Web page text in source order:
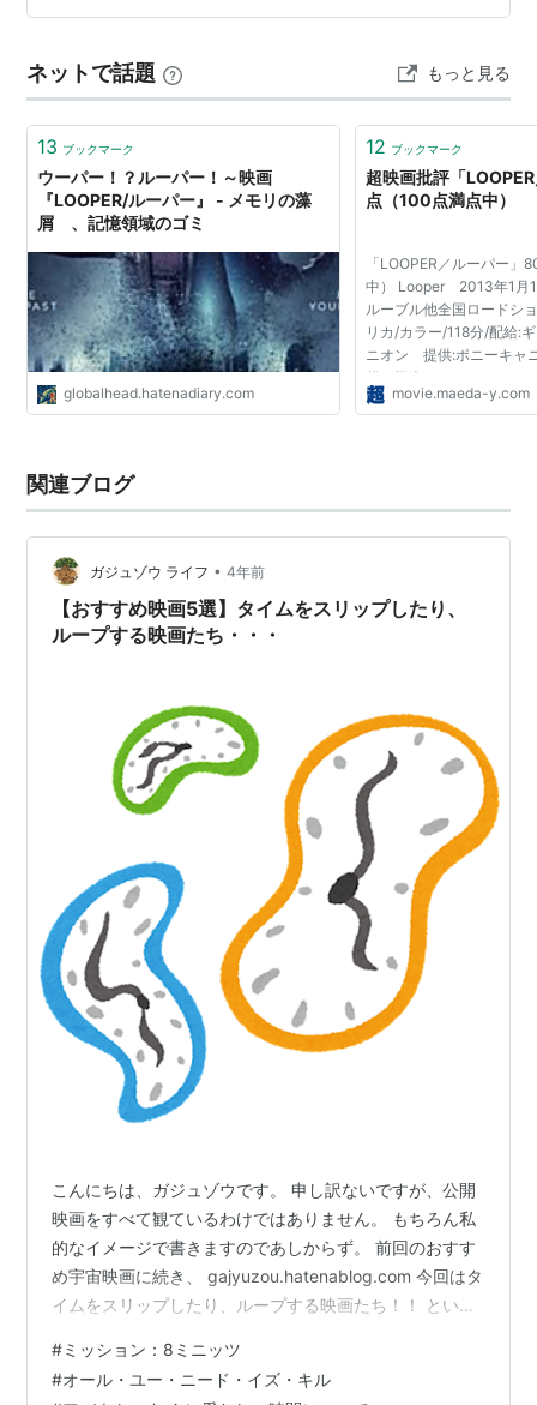
日のサマーは殿堂入りです） では、いってみましょ
ネットで話題 もっと見る
13 ブックマーク
ウーパー！？ルーパー！～映画
『LOOPER/ルーパー』 - メモリの藻
屑 、記憶領域のゴミ
globalhead.hatenadiary.com
12 ブックマーク
超映画批評「
点（100点満点中）
「LOOPER／ルーパー」
中） Looper 2013年1月
ルーブル他全国ロード
リカ/カラー/118分/配給:
ニオン 提供:ポニーキャ
督・脚本：ライアン・
ルース・ウィリス ジョ
movie.maeda-y.com
関連ブログ
ガジュゾウ ライフ • 4年前
【おすすめ映画5選】タイムをスリップしたり、
ループする映画たち・・・
こんにちは、ガジュゾウです。 申し訳ないですが、公開
映画をすべて観ているわけではありません。 もちろん私
的なイメージで書きますのであしからず。 前回のおすす
め宇宙映画に続き、 gajyuzou.hatenablog.com 今回はタ
イムをスリップしたり、ループする映画たち！！ という
#ミッション：8ミニッツ
#オール・ユー・ニード・イズ・キル